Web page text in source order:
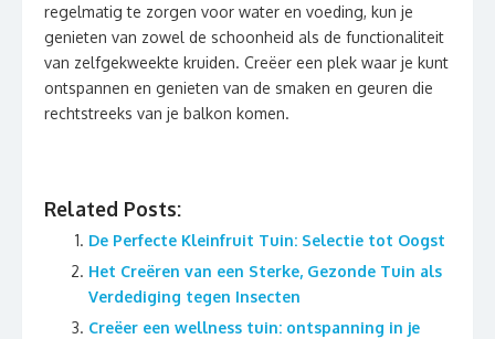
regelmatig te zorgen voor water en voeding, kun je
genieten van zowel de schoonheid als de functionaliteit
van zelfgekweekte kruiden. Creëer een plek waar je kunt
ontspannen en genieten van de smaken en geuren die
rechtstreeks van je balkon komen.
Related Posts:
De Perfecte Kleinfruit Tuin: Selectie tot Oogst
Het Creëren van een Sterke, Gezonde Tuin als
Verdediging tegen Insecten
Creëer een wellness tuin: ontspanning in je